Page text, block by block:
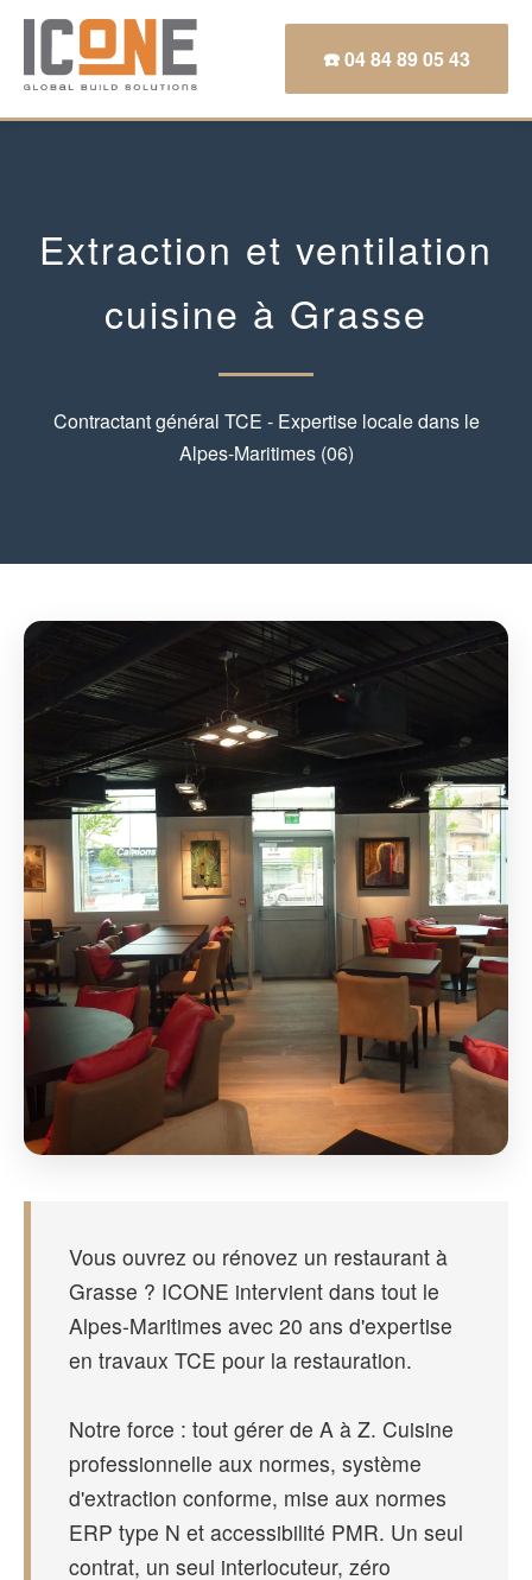
☎️ 04 84 89 05 43
Extraction et ventilation
cuisine à Grasse
Contractant général TCE - Expertise locale dans le
Alpes-Maritimes (06)
Vous ouvrez ou rénovez un restaurant à
Grasse ? ICONE intervient dans tout le
Alpes-Maritimes avec 20 ans d'expertise
en travaux TCE pour la restauration.
Notre force : tout gérer de A à Z. Cuisine
professionnelle aux normes, système
d'extraction conforme, mise aux normes
ERP type N et accessibilité PMR. Un seul
contrat, un seul interlocuteur, zéro